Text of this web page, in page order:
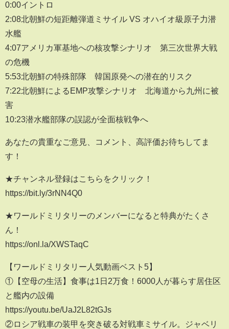
0:00イントロ
2:08北朝鮮の短距離弾道ミサイル VS オハイオ級原子力潜
水艦
4:07アメリカ軍基地への核攻撃シナリオ 第三次世界大戦
の危機
5:53北朝鮮の特殊部隊 韓国原発への潜在的リスク
7:22北朝鮮によるEMP攻撃シナリオ 北海道から九州に被
害
10:23潜水艦部隊の誤認が全面核戦争へ
あなたの貴重なご意見、コメント、高評価お待ちしてま
す！
★チャンネル登録はこちらをクリック！
https://bit.ly/3rNN4Q0
★ワールドミリタリーのメンバーになると特典がたくさ
ん！
https://onl.la/XWSTaqC
【ワールドミリタリー人気動画ベスト5】
①【空母の生活】食事は1日2万食！6000人が暮らす居住区
と艦内の設備
https://youtu.be/UaJ2L82tGJs
②ロシア戦車の装甲を突き破る対戦車ミサイル。ジャベリ